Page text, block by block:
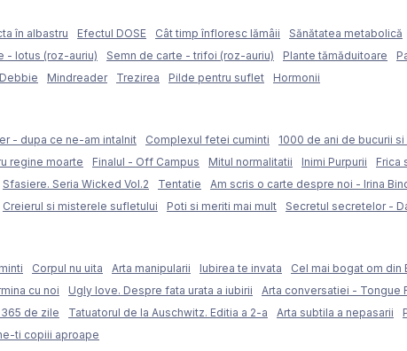
în albastru Efectul DOSE Cât timp înfloresc lămâii Sănătatea metabolică
- lotus (roz-auriu) Semn de carte - trifoi (roz-auriu) Plante tămăduitoare
Mindreader Trezirea Pilde pentru suflet Hormonii
- dupa ce ne-am intalnit Complexul fetei cuminti
1000 de ani de bucurii si
regine moarte Finalul - Off Campus Mitul normalitatii Inimi Purpurii
Frica
Sfasiere. Seria Wicked Vol.2 Tentatie Am scris o carte despre noi - Irina
Creierul si misterele sufletului Poti si meriti mai mult Secretul secretelor -
Corpul nu uita Arta manipularii Iubirea te invata Cel mai bogat om din
cu noi Ugly love. Despre fata urata a iubirii Arta conversatiei - Tongue
de zile Tatuatorul de la Auschwitz. Editia a 2-a Arta subtila a nepasarii
ti copiii aproape